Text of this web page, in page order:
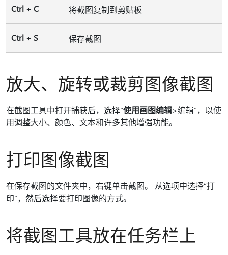
Ctrl + C 将截图复制到剪贴板
Ctrl + S 保存截图
放大、旋转或裁剪图像截图
在截图工具中打开捕获后，选择“使用画图编辑>编辑”，以使
用调整大小、颜色、文本和许多其他增强功能。
打印图像截图
在保存截图的文件夹中，右键单击截图。 从选项中选择“打
印”，然后选择要打印图像的方式。
将截图工具放在任务栏上